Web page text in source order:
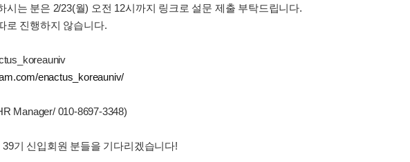
시는 분은 2/23(월) 오전 12시까지 링크로 설문 제출 부탁드립니다.
로 진행하지 않습니다.
enactus_koreauniv/
Manager/ 010-8697-3348)
기 신입회원 분들을 기다리겠습니다!